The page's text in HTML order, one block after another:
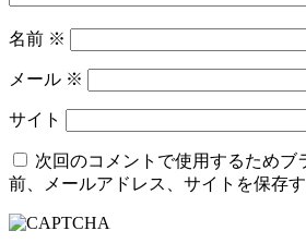
名前 ※
メール ※
サイト
次回のコメントで使用するためブ
前、メールアドレス、サイトを保存す